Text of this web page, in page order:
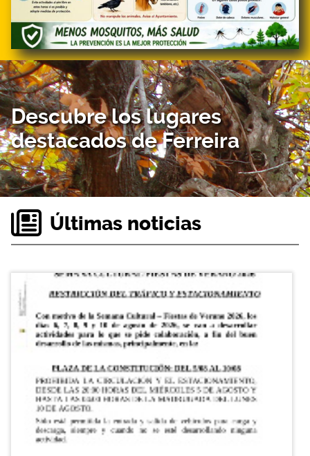
Descubre los lugares
destacados de Ferreira
Últimas noticias